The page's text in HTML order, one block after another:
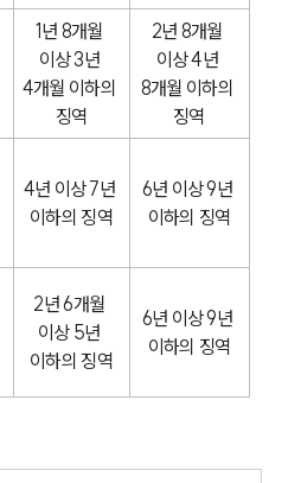
1년 8개월
이상 3년
4개월 이하의
징역
2년 8개월
이상 4년
8개월 이하의
징역
4년 이상 7년
이하의 징역
6년 이상 9년
이하의 징역
2년 6개월
이상 5년
이하의 징역
6년 이상 9년
이하의 징역